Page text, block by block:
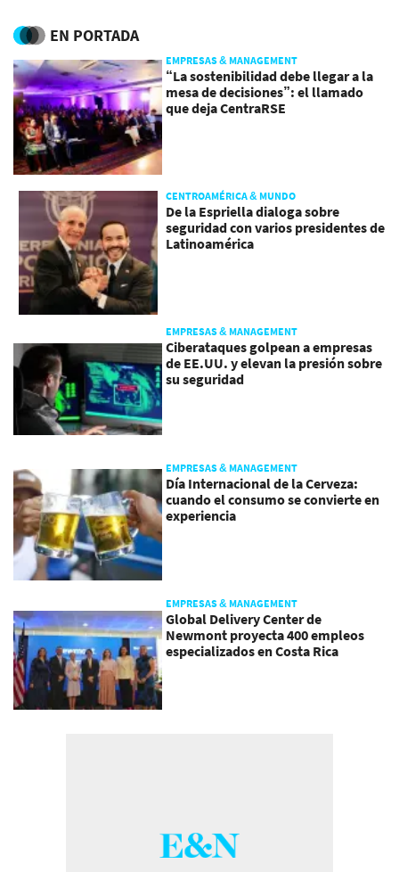
EN PORTADA
EMPRESAS & MANAGEMENT
“La sostenibilidad debe llegar a la
mesa de decisiones”: el llamado
que deja CentraRSE
CENTROAMÉRICA & MUNDO
De la Espriella dialoga sobre
seguridad con varios presidentes de
Latinoamérica
EMPRESAS & MANAGEMENT
Ciberataques golpean a empresas
de EE.UU. y elevan la presión sobre
su seguridad
EMPRESAS & MANAGEMENT
Día Internacional de la Cerveza:
cuando el consumo se convierte en
experiencia
EMPRESAS & MANAGEMENT
Global Delivery Center de
Newmont proyecta 400 empleos
especializados en Costa Rica